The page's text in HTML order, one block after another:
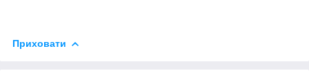
Приховати